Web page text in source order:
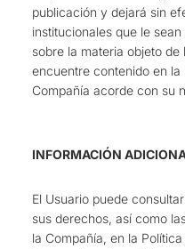
publicación y dejará sin
institucionales que le
sobre la materia objeto
encuentre contenido en
Compañía acorde con su
INFORMACIÓN
El Usuario puede
sus derechos, así como
la Compañía, en la